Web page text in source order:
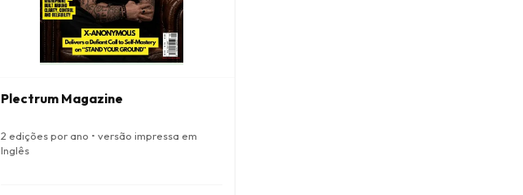
Plectrum Magazine
2 edições por ano • versão impressa em
Inglês